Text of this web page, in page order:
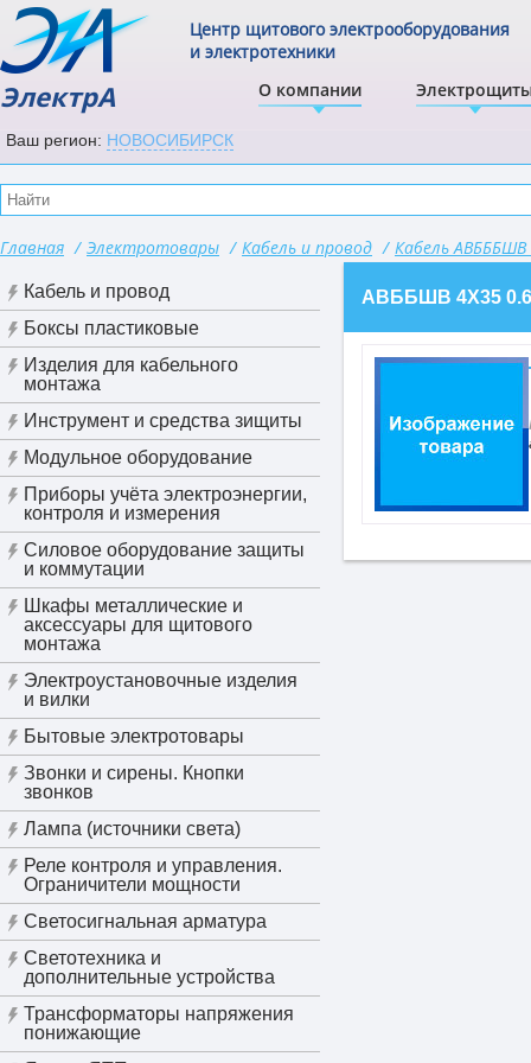
ЭлектрА О компании
Центр щитового электрооборудования
и электротехники
Ваш регион: НОВОСИБИРСК
Главная / Электротовары / Кабель и провод / Кабель
Кабель и провод
Боксы пластиковые
Изделия для кабельного
монтажа
Инструмент и средства зищиты
Модульное оборудование
Приборы учёта электроэнергии,
контроля и измерения
Силовое оборудование защиты
и коммутации
Шкафы металлические и
аксессуары для щитового
монтажа
Электроустановочные изделия
и вилки
Бытовые электротовары
Звонки и сирены. Кнопки
звонков
Лампа (источники света)
Реле контроля и управления.
Ограничители мощности
Светосигнальная арматура
Светотехника и
дополнительные устройства
Трансформаторы напряжения
понижающие
АВББШВ 4Х35